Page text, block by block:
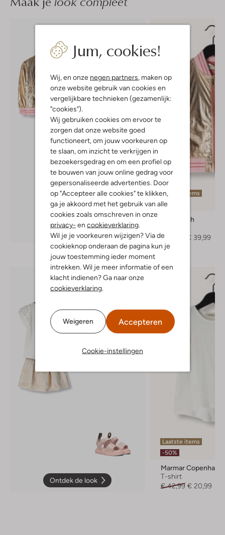
Jum, cookies!
Wij, en onze negen partners , maken op
onze website gebruik van cookies en
vergelijkbare technieken (gezamenlijk:
"cookies").
Wij gebruiken cookies om ervoor te
zorgen dat onze website goed
functioneert, om jouw voorkeuren op
te slaan, om inzicht te verkrijgen in
bezoekersgedrag en om een profiel op
te bouwen van jouw online gedrag voor
gepersonaliseerde advertenties. Door
op "Accepteer alle cookies" te klikken,
ga je akkoord met het gebruik van alle
cookies zoals omschreven in onze
privacy- en cookieverklaring
Wil je je voorkeuren wijzigen? Via de
cookieknop onderaan de pagina kun je
jouw toestemming ieder moment
intrekken. Wil je meer informatie of een
klacht indienen? Ga naar onze
cookieverklaring
Weigeren Accepteren
Cookie-instellingen
Ontdek de look
Laatste items
-60%
Petit Blush
€ 99,99
€ 39,99
Ontdek de look
Laatste items
-50%
Marmar
T-shirt
€ 42,99 € 20,99